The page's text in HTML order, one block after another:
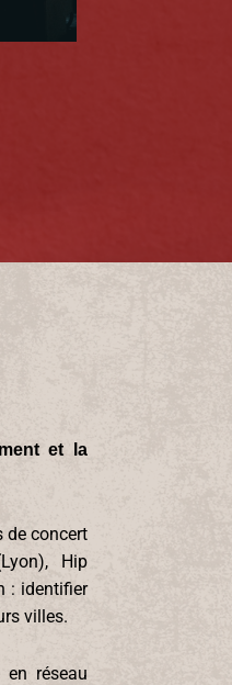
et la
de concert
Hip
: identifier
villes.
en réseau